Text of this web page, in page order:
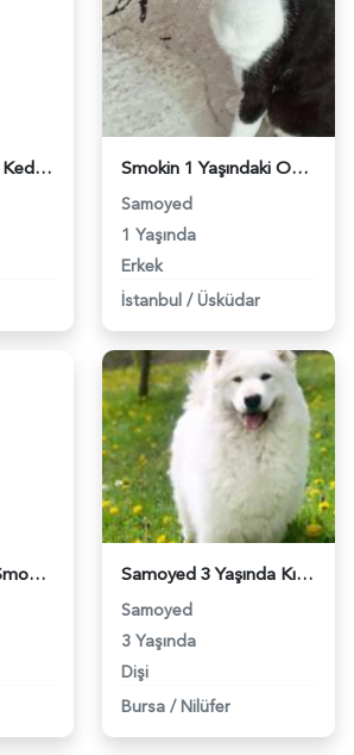
1 Yaşında Smokin Kedime Eş Arıyorum - 3110 Smokin 1 Yaşındaki Oğluma Eş Arıyorum - 3506
Samoyed
1 Yaşında
Erkek
İstanbul / Üsküdar
British Shorthair Smoothie’ye Eş Arıyoruz - 3555 Samoyed 3 Yaşında Kızıma Eş Arıyorum - 3889
Samoyed
3 Yaşında
Dişi
Bursa / Nilüfer